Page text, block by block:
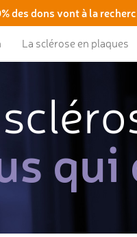
des dons vont à la
La sclérose en plaques
qui